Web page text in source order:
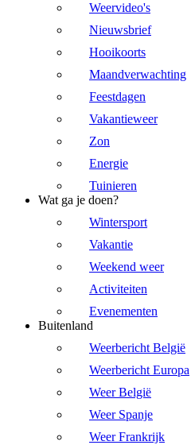
Weervideo's
Nieuwsbrief
Hooikoorts
Maandverwachting
Feestdagen
Vakantieweer
Zon
Energie
Tuinieren
Wat ga je doen?
Wintersport
Vakantie
Weekend weer
Activiteiten
Evenementen
Buitenland
Weerbericht België
Weerbericht Europa
Weer België
Weer Spanje
Weer Frankrijk